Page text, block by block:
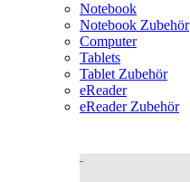
Notebook
Notebook Zubehör
Computer
Tablets
Tablet Zubehör
eReader
eReader Zubehör